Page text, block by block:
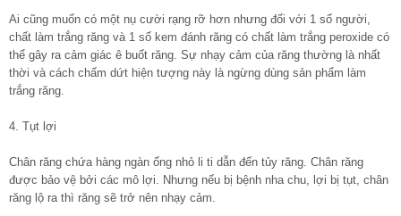
Ai cũng muốn có một nụ cười rạng rỡ hơn nhưng đối với 1 số người,
chất làm trắng răng và 1 số kem đánh răng có chất làm trắng peroxide có
thể gây ra cảm giác ê buốt răng. Sự nhạy cảm của răng thường là nhất
thời và cách chấm dứt hiện tượng này là ngừng dùng sản phẩm làm
trắng răng.
4. Tụt lợi
Chân răng chứa hàng ngàn ống nhỏ li ti dẫn đến tủy răng. Chân răng
được bảo vệ bởi các mô lợi. Nhưng nếu bị bệnh nha chu, lợi bị tụt, chân
răng lộ ra thì răng sẽ trở nên nhạy cảm.